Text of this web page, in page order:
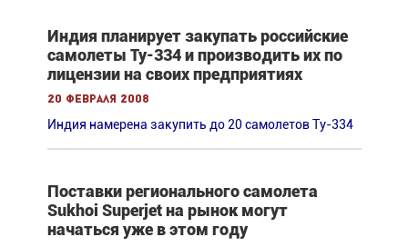
Индия планирует закупать российские
самолеты Ту-334 и производить их по
лицензии на своих предприятиях
20 февраля 2008
Индия намерена закупить до 20 самолетов Ту-334
Поставки регионального самолета
Sukhoi Superjet на рынок могут
начаться уже в этом году